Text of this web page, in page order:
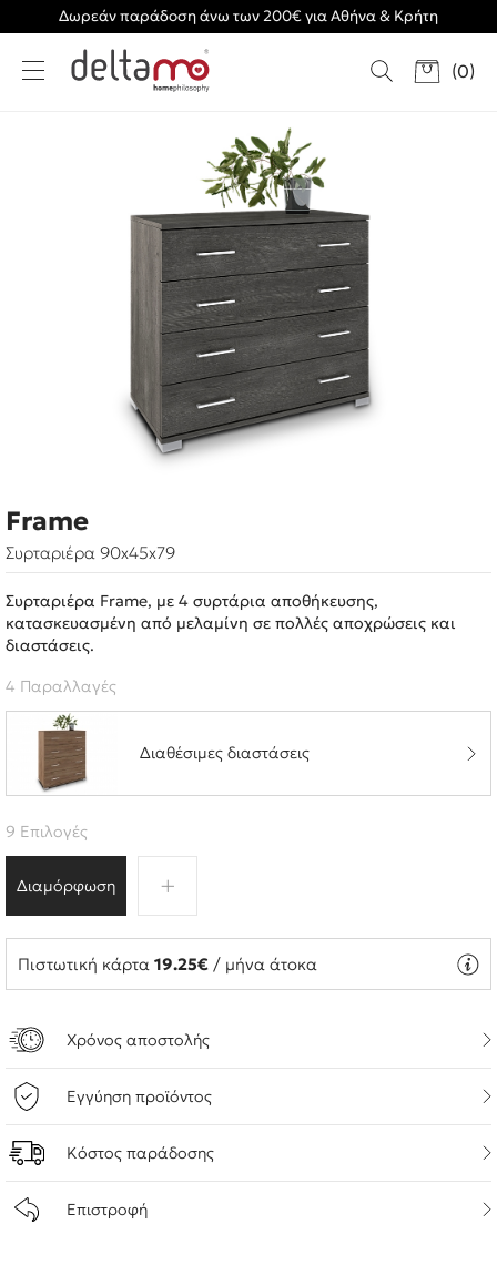
Δωρεάν παράδοση άνω των 200€ για Αθήνα & Κρήτη
(0)
Frame
Συρταριέρα 90x45x79
Συρταριέρα Frame, με 4 συρτάρια αποθήκευσης,
κατασκευασμένη από μελαμίνη σε πολλές αποχρώσεις και
διαστάσεις.
4 Παραλλαγές
Διαθέσιμες διαστάσεις
Διαμόρφωση
9 Επιλογές
Πιστωτική κάρτα 19.25€ / μήνα άτοκα
Χρόνος αποστολής
Εγγύηση προϊόντος
Κόστος παράδοσης
Επιστροφή